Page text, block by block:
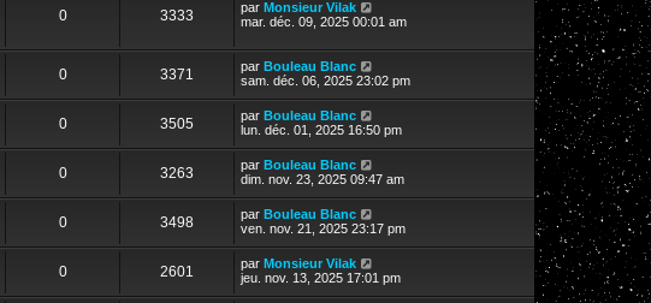
0 3333 par Monsieur Vilak
mar. déc. 09, 2025 00:01 am
0 3371 par Bouleau Blanc
sam. déc. 06, 2025 23:02 pm
0 3505 par Bouleau Blanc
lun. déc. 01, 2025 16:50 pm
0 3263 par Bouleau Blanc
dim. nov. 23, 2025 09:47 am
0 3498 par Bouleau Blanc
ven. nov. 21, 2025 23:17 pm
0 2601 par Monsieur Vilak
jeu. nov. 13, 2025 17:01 pm